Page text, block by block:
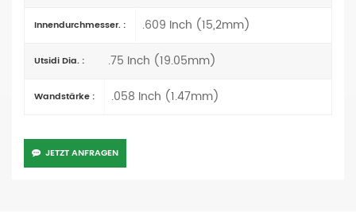
Innendurchmesser. : .609 Inch (15,2mm)
Utsidi Dia. : .75 Inch (19.05mm)
Wandstärke : .058 Inch (1.47mm)
JETZT ANFRAGEN